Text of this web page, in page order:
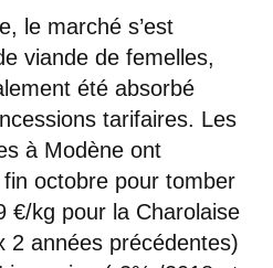
le marché s’est
viande de femelles,
été absorbé
tarifaires. Les
à Modène ont
octobre pour tomber
€/kg pour la Charolaise
2 années précédentes)